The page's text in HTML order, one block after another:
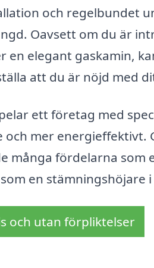
och regelbundet
Oavsett om du är
en elegant gaskamin,
att du är nöjd med
ett företag med
mer
många fördelarna
en stämningshöjare
och utan förpliktelser